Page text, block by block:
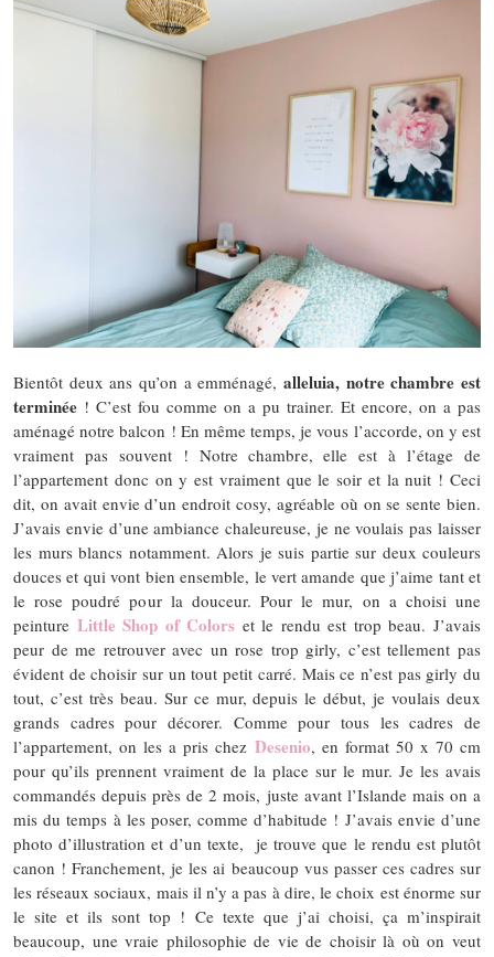
Bientôt deux ans qu’on a emménagé, alleluia, notre chambre est
terminée ! C’est fou comme on a pu trainer. Et encore, on a pas
aménagé notre balcon ! En même temps, je vous l’accorde, on y est
vraiment pas souvent ! Notre chambre, elle est à l’étage de
l’appartement donc on y est vraiment que le soir et la nuit ! Ceci
dit, on avait envie d’un endroit cosy, agréable où on se sente bien.
J’avais envie d’une ambiance chaleureuse, je ne voulais pas laisser
les murs blancs notamment. Alors je suis partie sur deux couleurs
douces et qui vont bien ensemble, le vert amande que j’aime tant et
le rose poudré pour la douceur. Pour le mur, on a choisi une
peinture Little Shop of Colors et le rendu est trop beau. J’avais
peur de me retrouver avec un rose trop girly, c’est tellement pas
évident de choisir sur un tout petit carré. Mais ce n’est pas girly du
tout, c’est très beau. Sur ce mur, depuis le début, je voulais deux
grands cadres pour décorer. Comme pour tous les cadres de
l’appartement, on les a pris chez Desenio, en format 50 x 70 cm
pour qu’ils prennent vraiment de la place sur le mur. Je les avais
commandés depuis près de 2 mois, juste avant l’Islande mais on a
mis du temps à les poser, comme d’habitude ! J’avais envie d’une
photo d’illustration et d’un texte, je trouve que le rendu est plutôt
canon ! Franchement, je les ai beaucoup vus passer ces cadres sur
les réseaux sociaux, mais il n’y a pas à dire, le choix est énorme sur
le site et ils sont top ! Ce texte que j’ai choisi, ça m’inspirait
beaucoup, une vraie philosophie de vie de choisir là où on veut